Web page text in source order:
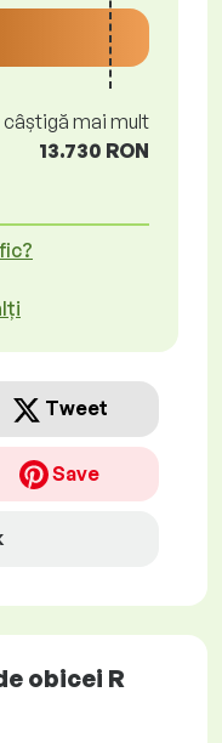
câștigă mai mult
13.730 RON
Tweet
Save
obicei R